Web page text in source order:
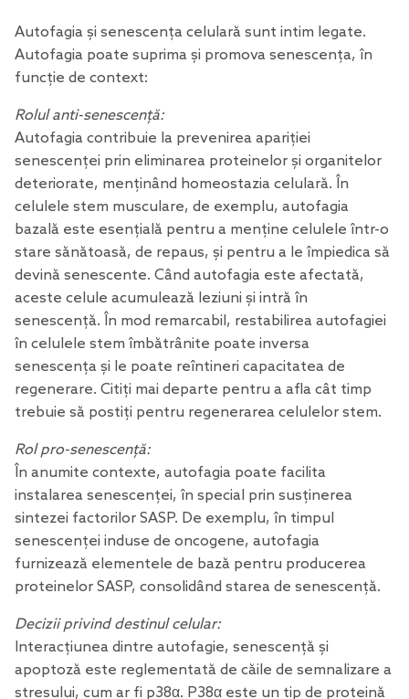
Autofagia și senescența celulară sunt intim legate.
Autofagia poate suprima și promova senescența, în
funcție de context:
Rolul anti-senescență:
Autofagia contribuie la prevenirea apariției
senescenței prin eliminarea proteinelor și organitelor
deteriorate, menținând homeostazia celulară. În
celulele stem musculare, de exemplu, autofagia
bazală este esențială pentru a menține celulele într-o
stare sănătoasă, de repaus, și pentru a le împiedica să
devină senescente. Când autofagia este afectată,
aceste celule acumulează leziuni și intră în
senescență. În mod remarcabil, restabilirea autofagiei
în celulele stem îmbătrânite poate inversa
senescența și le poate reîntineri capacitatea de
regenerare. Citiți mai departe pentru a afla cât timp
trebuie să postiți pentru regenerarea celulelor stem.
Rol pro-senescență:
În anumite contexte, autofagia poate facilita
instalarea senescenței, în special prin susținerea
sintezei factorilor SASP. De exemplu, în timpul
senescenței induse de oncogene, autofagia
furnizează elementele de bază pentru producerea
proteinelor SASP, consolidând starea de senescență.
Decizii privind destinul celular:
Interacțiunea dintre autofagie, senescență și
apoptoză este reglementată de căile de semnalizare a
stresului, cum ar fi p38α. P38α este un tip de proteină